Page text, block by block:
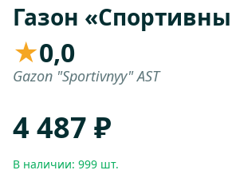
Газон
★0,0
Gazon "Sportivnyy" AST
4 487 ₽
В наличии: 999 шт.